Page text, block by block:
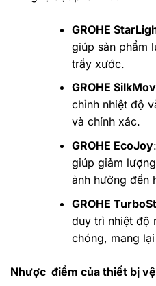
GROHE
giúp sản phẩm
trầy xước.
GROHE
chỉnh nhiệt độ
và chính xác.
GROHE EcoJoy
giúp giảm
ảnh hưởng đến
GROHE
duy trì nhiệt độ
chóng, mang
Nhược điểm của thiết bị